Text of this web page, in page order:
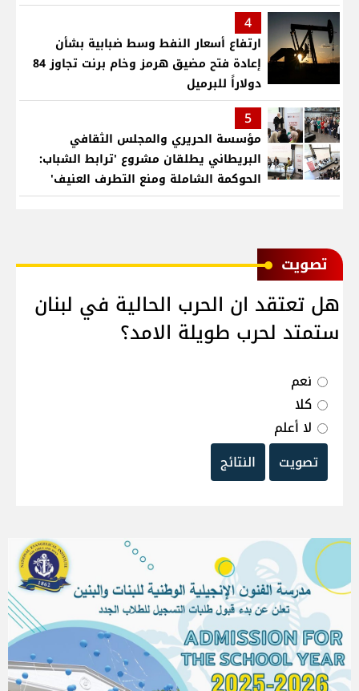
4
ارتفاع أسعار النفط وسط ضبابية بشأن
إعادة فتح مضيق هرمز وخام برنت تجاوز 84
دولاراً للبرميل
5
مؤسسة الحريري والمجلس الثقافي
البريطاني يطلقان مشروع 'ترابط الشباب:
الحوكمة الشاملة ومنع التطرف العنيف'
ﺗﺼﻮﻳﺖ
هل تعتقد ان الحرب الحالية في لبنان
ستمتد لحرب طويلة الامد؟
نعم
كلا
لا أعلم
تصويت
النتائج